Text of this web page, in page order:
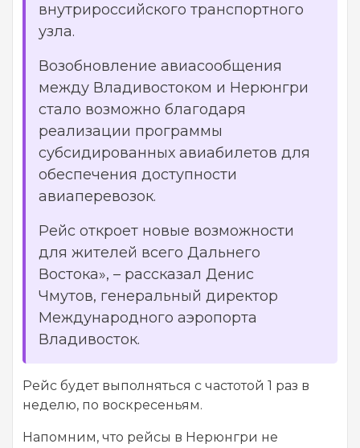
внутрироссийского транспортного
узла.
Возобновление авиасообщения
между Владивостоком и Нерюнгри
стало возможно благодаря
реализации программы
субсидированных авиабилетов для
обеспечения доступности
авиаперевозок.
Рейс откроет новые возможности
для жителей всего Дальнего
Востока», – рассказал Денис
Чмутов, генеральный директор
Международного аэропорта
Владивосток.
Рейс будет выполняться с частотой 1 раз в
неделю, по воскресеньям.
Напомним, что рейсы в Нерюнгри не